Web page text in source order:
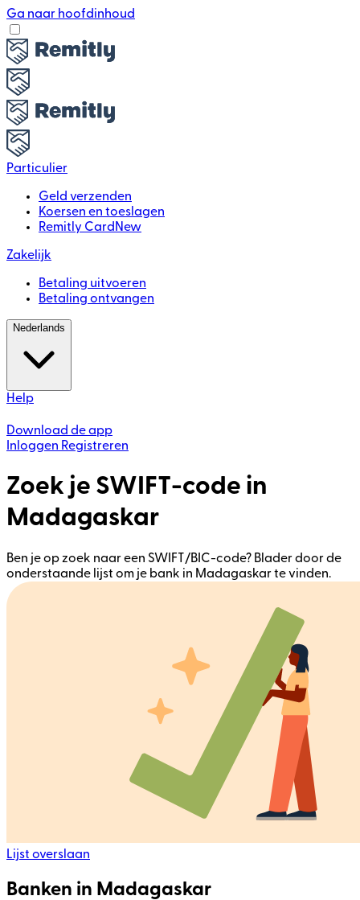
Ga naar hoofdinhoud
Particulier
Geld verzenden
Koersen en toeslagen
Remitly Card New
Zakelijk
Betaling uitvoeren
Betaling ontvangen
Nederlands
Help
Download de app
Inloggen Registreren
Zoek je SWIFT-code in
Madagaskar
Ben je op zoek naar een SWIFT/BIC-code? Blader door de
onderstaande lijst om je bank in Madagaskar te vinden.
Lijst overslaan
Banken in Madagaskar